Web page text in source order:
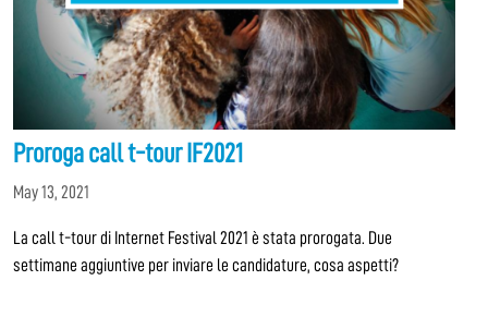
Proroga call t-tour IF2021
May 13, 2021
La call t-tour di Internet Festival 2021 è stata prorogata. Due
settimane aggiuntive per inviare le candidature, cosa aspetti?